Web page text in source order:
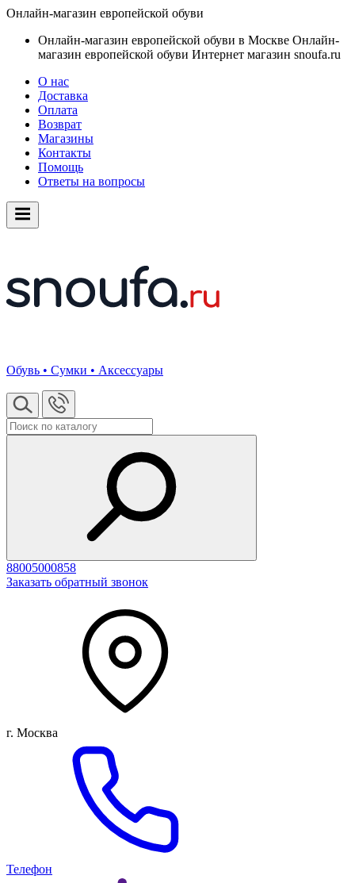
Онлайн-магазин европейской обуви
Онлайн-магазин европейской обуви в Москве Онлайн-
магазин европейской обуви Интернет магазин snoufa.ru
О нас
Доставка
Оплата
Возврат
Магазины
Контакты
Помощь
Ответы на вопросы
Обувь • Сумки • Аксессуары
88005000858
Заказать обратный звонок
г. Москва
Телефон